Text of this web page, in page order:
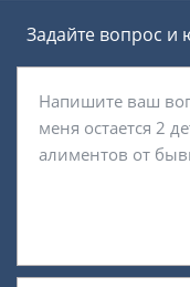
Задайте вопрос и